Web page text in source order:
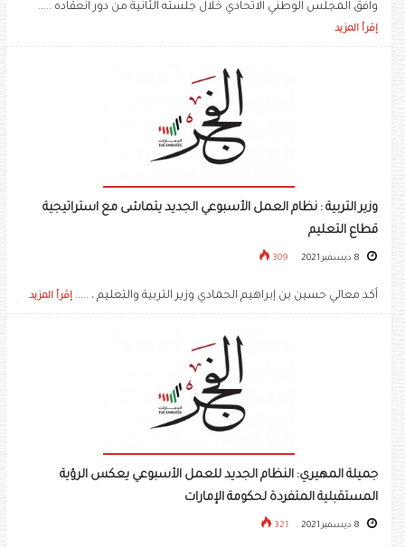
وافق المجلس الوطني الاتحادي خلال جلسته الثانية من دور انعقاده .....
إقرأ المزيد
وزير التربية : نظام العمل الأسبوعي الجديد يتماشى مع استراتيجية
قطاع التعليم
309
أكد معالي حسين بن إبراهيم الحمادي وزير التربية والتعليم ، ..... إقرأ المزيد
جميلة المهيري: النظام الجديد للعمل الأسبوعي يعكس الرؤية
المستقبلية المتفردة لحكومة الإمارات
321